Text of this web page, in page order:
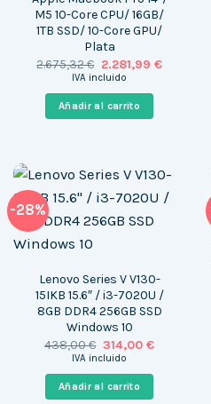
M5 10-Core CPU/ 16GB/
1TB SSD/ 10-Core GPU/
Plata
2.675,32€ El
precio
era:
2.675,32 €.
2.281,99 €El
IVA incluido
Añadir al carrito
-28%
Lenovo Series V V130-
15IKB 15.6″ / i3-7020U /
8GB DDR4 256GB SSD
Windows 10
438,00€ El
precio
era:
438,00 €.
314,00 €El
es:
314,00 €.
IVA incluido
Añadir al carrito